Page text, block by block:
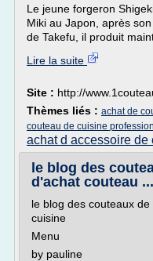
Le jeune forgeron
Miki au Japon, après
de Takefu, il produit
Lire la suite
Site : http://
Thèmes liés : achat de
couteau de cuisine
achat d accessoire de
le blog des
d'achat couteau ...
le blog des couteaux
cuisine
Menu
by pauline